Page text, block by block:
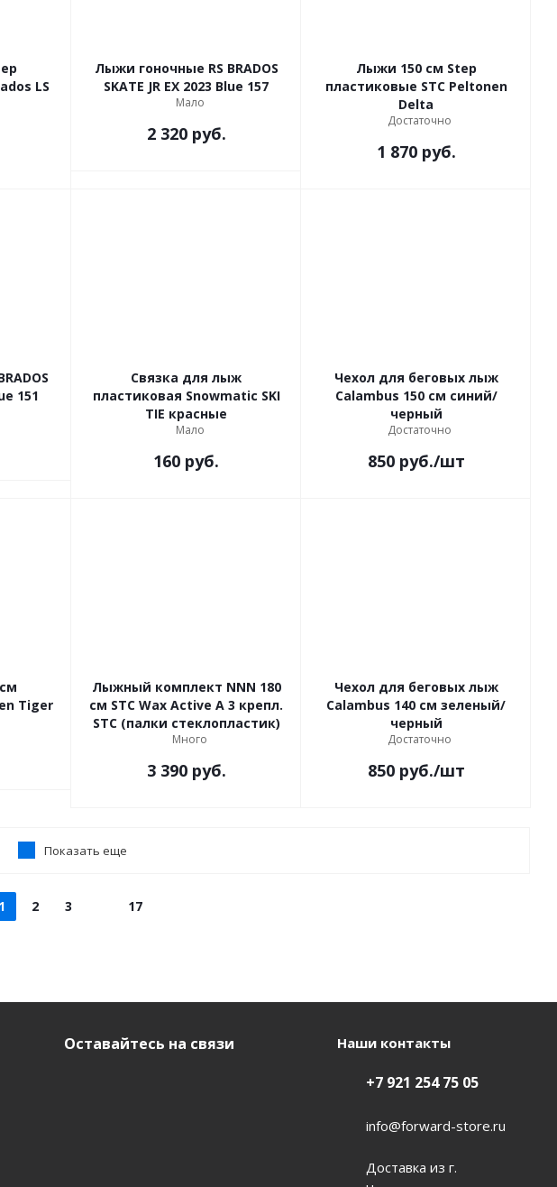
LS
Лыжи гоночные RS BRADOS
SKATE JR EX 2023 Blue 157
Мало
2 320руб.
Лыжи 150 см Step
пластиковые STC Peltonen
Delta
Достаточно
1 870руб.
151
Связка для лыж
пластиковая Snowmatic SKI
TIE красные
Мало
160 руб.
Чехол для беговых лыж
Calambus 150 см синий/
черный
Достаточно
850руб./шт
Tiger
Лыжный комплект NNN 180
см STC Wax Active A 3 крепл.
STC (палки стеклопластик)
Много
3 390руб.
Чехол для беговых лыж
Calambus 140 см зеленый/
черный
Достаточно
850руб./шт
Показать еще
1 2 3 17
Оставайтесь на связи Наши контакты
+7 921 254 75 05
info@forward-store.ru
Доставка из г.